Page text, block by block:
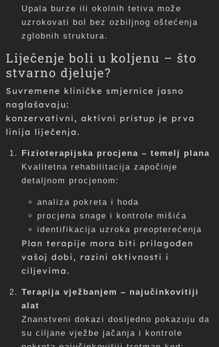
Upala burze ili okolnih tetiva može
uzrokovati bol bez ozbiljnog oštećenja
zglobnih struktura.
Liječenje boli u koljenu – što
stvarno djeluje?
Suvremene kliničke smjernice jasno
naglašavaju:
konzervativni, aktivni pristup je prva
linija liječenja.
Fizioterapijska procjena – temelj plana
Kvalitetna rehabilitacija započinje
detaljnom procjenom:
analiza pokreta i hoda
procjena snage i kontrole mišića
identifikacija uzroka preopterećenja
Plan terapije mora biti prilagođen
vašoj dobi, razini aktivnosti i
ciljevima.
Terapija vježbanjem – najučinkovitiji
alat
Znanstveni dokazi dosljedno pokazuju da
su ciljane vježbe jačanja i kontrole